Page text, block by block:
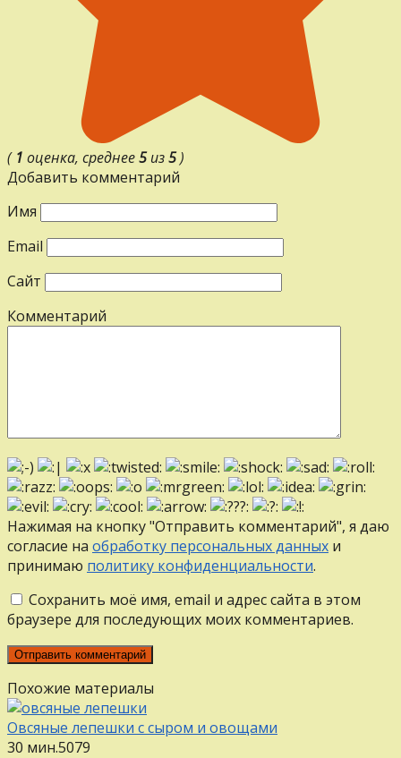
( 1 оценка, среднее5из5)
Добавить комментарий
Имя
Email
Сайт
Комментарий
Нажимая на кнопку "Отправить комментарий", я даю
согласие на обработку персональных данных и
принимаю политику конфиденциальности.
Сохранить моё имя, email и адрес сайта в этом
браузере для последующих моих комментариев.
Похожие материалы
Овсяные лепешки с сыром и овощами
30 мин.5079